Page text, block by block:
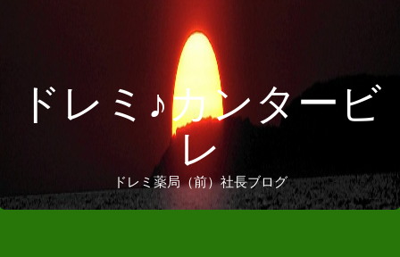
ドレミ♪カンタービ
レ
ドレミ薬局（前）社長ブログ